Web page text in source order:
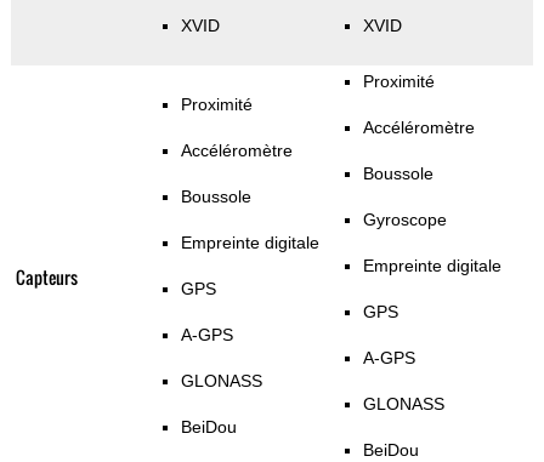
XVID XVID
Capteurs
Proximité
Accéléromètre
Boussole
Empreinte digitale
GPS
A-GPS
GLONASS
BeiDou
Proximité
Accéléromètre
Boussole
Gyroscope
Empreinte digitale
GPS
A-GPS
GLONASS
BeiDou